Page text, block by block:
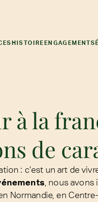
HISTOIREENGAGEMENTS
à la
de
: c'est un art de
, nous avons
Normandie, en